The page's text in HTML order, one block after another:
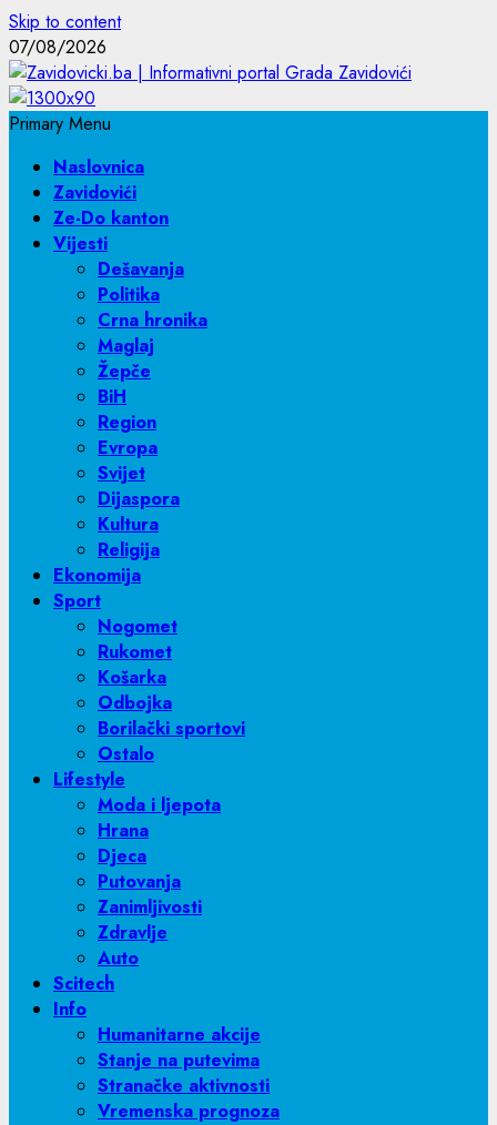
Skip to content
07/08/2026
Primary Menu
Naslovnica
Zavidovići
Ze-Do kanton
Vijesti
Dešavanja
Politika
Crna hronika
Maglaj
Žepče
BiH
Region
Evropa
Svijet
Dijaspora
Kultura
Religija
Ekonomija
Sport
Nogomet
Rukomet
Košarka
Odbojka
Borilački sportovi
Ostalo
Lifestyle
Moda i ljepota
Hrana
Djeca
Putovanja
Zanimljivosti
Zdravlje
Auto
Scitech
Info
Humanitarne akcije
Stanje na putevima
Stranačke aktivnosti
Vremenska prognoza